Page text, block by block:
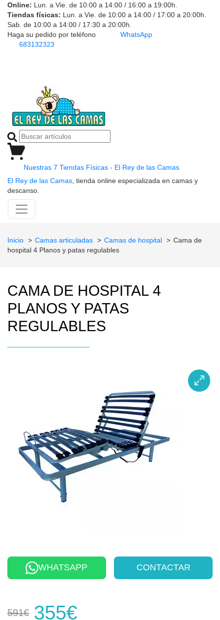
Online: Lun. a Vie. de 10:00 a 14:00 / 16:00 a 19:00h.
Tiendas físicas: Lun. a Vie. de 10:00 a 14:00 / 17:00 a 20:00h.
Sab. de 10:00 a 14:00 / 17:30 a 20:00h.
Haga su pedido por teléfono
683132323
WhatsApp
Nuestras 7 Tiendas Físicas - El Rey de las Camas
El Rey de las Camas , tienda online especializada en camas y
descanso.
Inicio Camas articuladas Camas de hospital
Cama de
hospital 4 Planos y patas regulables
CAMA DE HOSPITAL 4
PLANOS Y PATAS
REGULABLES
WHATSAPP CONTACTAR
591€ 355€